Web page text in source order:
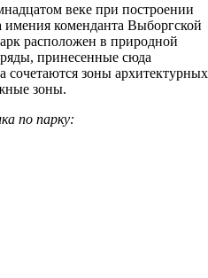
веке при построении
имения коменданта Выборгской
расположен в природной
принесенные сюда
сочетаются зоны архитектурных
зоны.
по парку: